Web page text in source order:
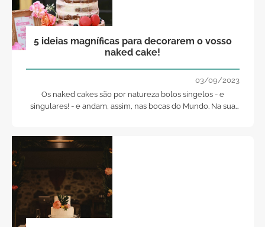
5 ideias magníficas para decorarem o vosso
naked cake!
03/09/2023
Os naked cakes são por natureza bolos singelos - e
singulares! - e andam, assim, nas bocas do Mundo. Na sua
vos trazemos, para decorarem o vosso naked cake... E